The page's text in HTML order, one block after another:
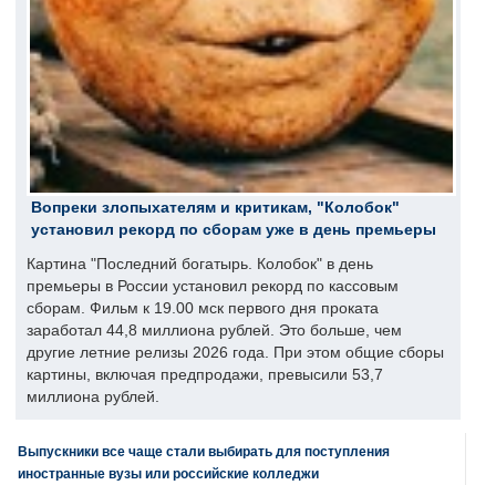
Вопреки злопыхателям и критикам, "Колобок"
установил рекорд по сборам уже в день премьеры
Картина "Последний богатырь. Колобок" в день
премьеры в России установил рекорд по кассовым
сборам. Фильм к 19.00 мск первого дня проката
заработал 44,8 миллиона рублей. Это больше, чем
другие летние релизы 2026 года. При этом общие сборы
картины, включая предпродажи, превысили 53,7
миллиона рублей.
Выпускники все чаще стали выбирать для поступления
иностранные вузы или российские колледжи